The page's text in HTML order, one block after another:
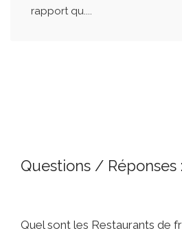
rapport qu....
Questions / Réponses :
Quel sont les Restaurants de